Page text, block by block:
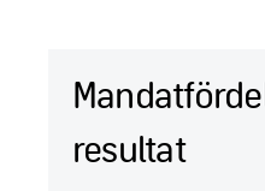
resultat